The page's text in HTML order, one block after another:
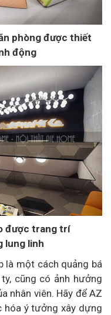
phòng được thiết
động
được trang trí
lung linh
là một cách quảng bá
cũng có ảnh hưởng
nhân viên. Hãy để AZ
hóa ý tưởng xây dựng